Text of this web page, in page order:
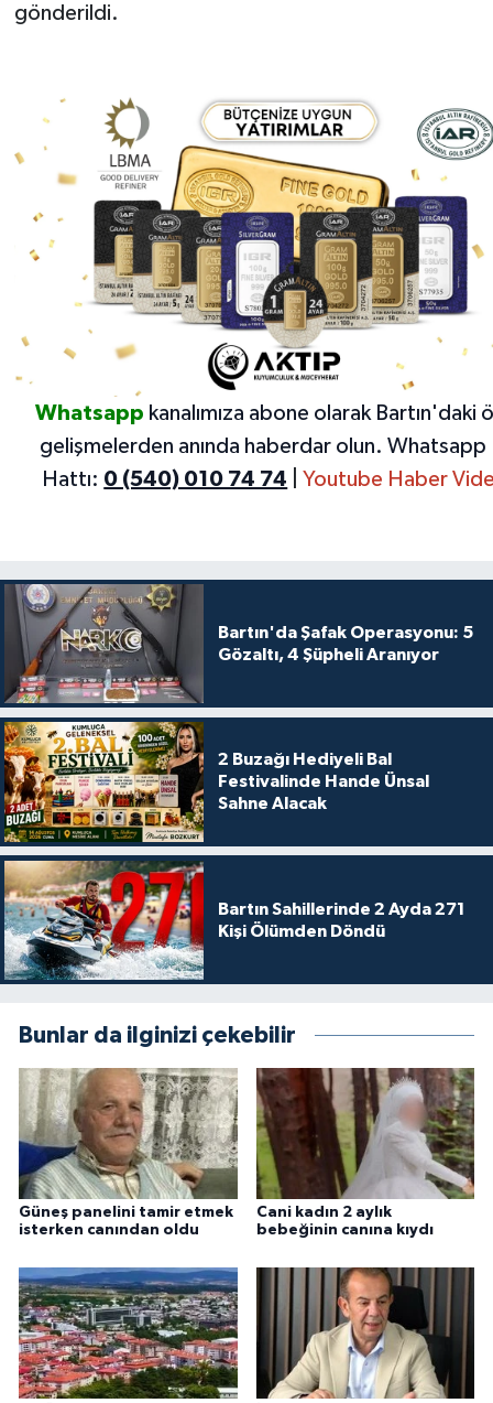
gönderildi.
Whatsapp kanalımıza abone olarak Bartın'daki
gelişmelerden anında haberdar olun. Whatsapp
Hattı: 0 (540) 010 74 74 Youtube Haber
Bartın'da Şafak Operasyonu: 5
Gözaltı, 4 Şüpheli Aranıyor
2 Buzağı Hediyeli Bal
Festivalinde Hande Ünsal
Sahne Alacak
Bartın Sahillerinde 2 Ayda 271
Kişi Ölümden Döndü
Bunlar da ilginizi çekebilir
Güneş panelini tamir etmek
isterken canından oldu
Cani kadın 2 aylık
bebeğinin canına kıydı